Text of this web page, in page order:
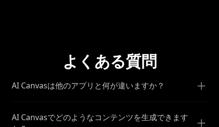
よくある質問
AI Canvasは他のアプリと何が違いますか？
AI Canvasでどのようなコンテンツを生成できます